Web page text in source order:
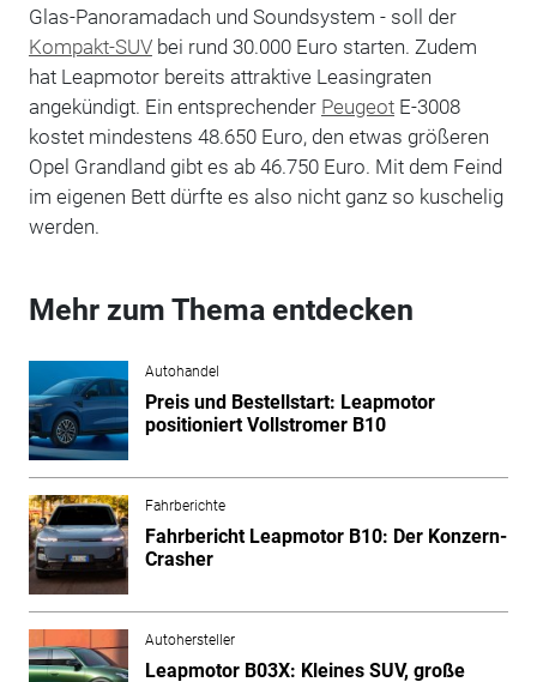
Glas-Panoramadach und Soundsystem - soll der
Kompakt-SUVbei rund 30.000 Euro starten. Zudem
hat Leapmotor bereits attraktive Leasingraten
angekündigt. Ein entsprechender PeugeotE-3008
kostet mindestens 48.650 Euro, den etwas größeren
Opel Grandland gibt es ab 46.750 Euro. Mit dem Feind
im eigenen Bett dürfte es also nicht ganz so kuschelig
werden.
Mehr zum Thema entdecken
Autohandel
Preis und Bestellstart: Leapmotor
positioniert Vollstromer B10
Fahrberichte
Fahrbericht Leapmotor B10: Der Konzern-
Crasher
Autohersteller
Leapmotor B03X: Kleines SUV, große